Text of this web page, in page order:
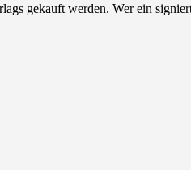
gekauft werden. Wer ein